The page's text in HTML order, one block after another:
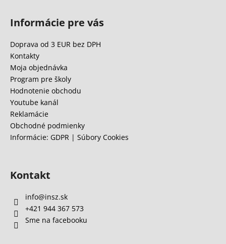
Informácie pre vás
Doprava od 3 EUR bez DPH
Kontakty
Moja objednávka
Program pre školy
Hodnotenie obchodu
Youtube kanál
Reklamácie
Obchodné podmienky
Informácie: GDPR | Súbory Cookies
Kontakt
info@insz.sk
+421 944 367 573
Sme na facebooku